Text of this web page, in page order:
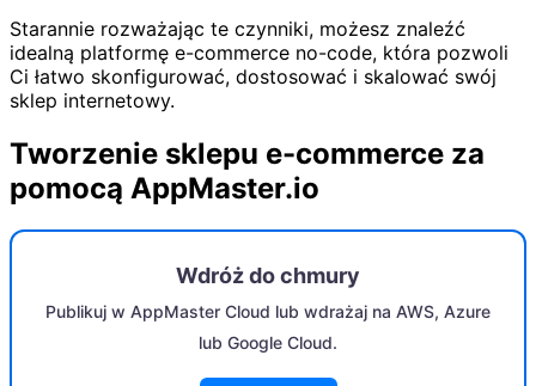
Starannie rozważając te czynniki, możesz znaleźć
idealną platformę e-commerce no-code, która pozwoli
Ci łatwo skonfigurować, dostosować i skalować swój
sklep internetowy.
Tworzenie sklepu e-commerce za
pomocą AppMaster.io
Wdróż do chmury
Publikuj w AppMaster Cloud lub wdrażaj na AWS, Azure
lub Google Cloud.